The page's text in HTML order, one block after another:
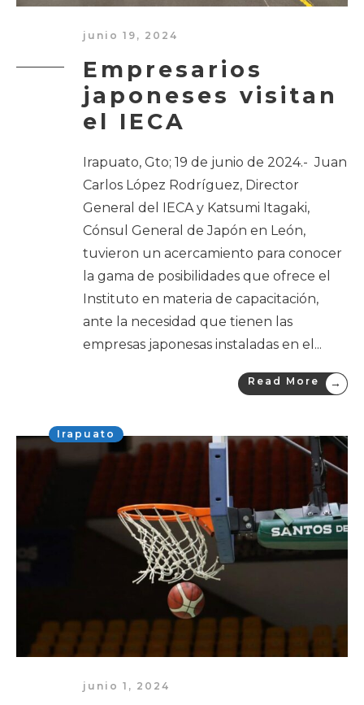
junio 19, 2024
Empresarios
japoneses visitan
el IECA
Irapuato, Gto; 19 de junio de 2024.- Juan
Carlos López Rodríguez, Director
General del IECA y Katsumi Itagaki,
Cónsul General de Japón en León,
tuvieron un acercamiento para conocer
la gama de posibilidades que ofrece el
Instituto en materia de capacitación,
ante la necesidad que tienen las
empresas japonesas instaladas en el ...
Read More →
Irapuato
junio 1, 2024